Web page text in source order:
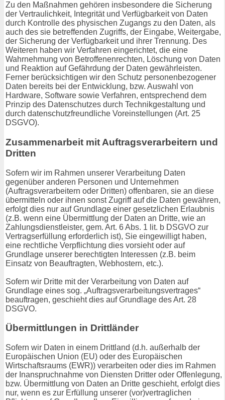
Zu den Maßnahmen gehören insbesondere die Sicherung
der Vertraulichkeit, Integrität und Verfügbarkeit von Daten
durch Kontrolle des physischen Zugangs zu den Daten, als
auch des sie betreffenden Zugriffs, der Eingabe, Weitergabe,
der Sicherung der Verfügbarkeit und ihrer Trennung. Des
Weiteren haben wir Verfahren eingerichtet, die eine
Wahrnehmung von Betroffenenrechten, Löschung von Daten
und Reaktion auf Gefährdung der Daten gewährleisten.
Ferner berücksichtigen wir den Schutz personenbezogener
Daten bereits bei der Entwicklung, bzw. Auswahl von
Hardware, Software sowie Verfahren, entsprechend dem
Prinzip des Datenschutzes durch Technikgestaltung und
durch datenschutzfreundliche Voreinstellungen (Art. 25
DSGVO).
Zusammenarbeit mit Auftragsverarbeitern und
Dritten
Sofern wir im Rahmen unserer Verarbeitung Daten
gegenüber anderen Personen und Unternehmen
(Auftragsverarbeitern oder Dritten) offenbaren, sie an diese
übermitteln oder ihnen sonst Zugriff auf die Daten gewähren,
erfolgt dies nur auf Grundlage einer gesetzlichen Erlaubnis
(z.B. wenn eine Übermittlung der Daten an Dritte, wie an
Zahlungsdienstleister, gem. Art. 6 Abs. 1 lit. b DSGVO zur
Vertragserfüllung erforderlich ist), Sie eingewilligt haben,
eine rechtliche Verpflichtung dies vorsieht oder auf
Grundlage unserer berechtigten Interessen (z.B. beim
Einsatz von Beauftragten, Webhostern, etc.).
Sofern wir Dritte mit der Verarbeitung von Daten auf
Grundlage eines sog. „Auftragsverarbeitungsvertrages“
beauftragen, geschieht dies auf Grundlage des Art. 28
DSGVO.
Übermittlungen in Drittländer
Sofern wir Daten in einem Drittland (d.h. außerhalb der
Europäischen Union (EU) oder des Europäischen
Wirtschaftsraums (EWR)) verarbeiten oder dies im Rahmen
der Inanspruchnahme von Diensten Dritter oder Offenlegung,
bzw. Übermittlung von Daten an Dritte geschieht, erfolgt dies
nur, wenn es zur Erfüllung unserer (vor)vertraglichen